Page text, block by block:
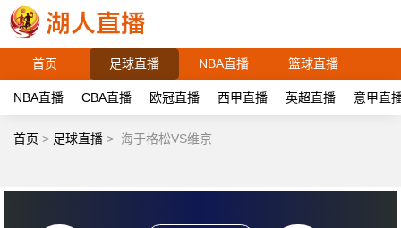
首页 足球直播 NBA直播 篮球直播
NBA直播 CBA直播 欧冠直播 西甲直播 英超直播 意甲直
首页 > 足球直播 > 海于格松VS维京